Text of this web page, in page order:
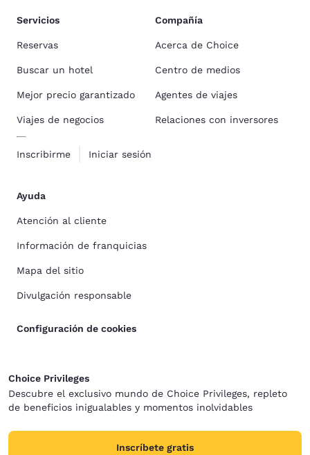
Servicios
Reservas
Buscar un hotel
Mejor precio garantizado
Viajes de negocios
Inscribirme Iniciar sesión
Compañía
Acerca de Choice
Centro de medios
Agentes de viajes
Relaciones con inversores
Ayuda
Atención al cliente
Información de franquicias
Mapa del sitio
Divulgación responsable
Configuración de cookies
Choice Privileges
Descubre el exclusivo mundo de Choice Privileges, repleto
de beneficios inigualables y momentos inolvidables
Inscríbete gratis